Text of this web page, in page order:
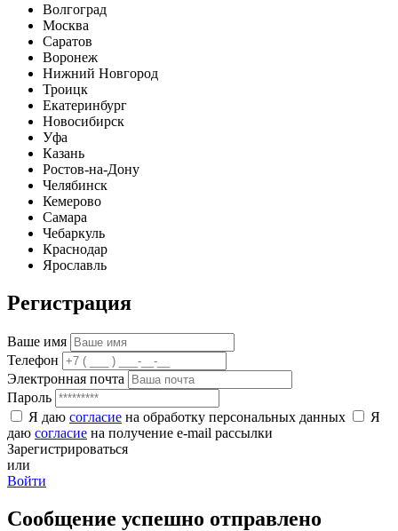
Волгоград
Москва
Саратов
Воронеж
Нижний Новгород
Троицк
Екатеринбург
Новосибирск
Уфа
Казань
Ростов-на-Дону
Челябинск
Кемерово
Самара
Чебаркуль
Краснодар
Ярославль
Регистрация
Ваше имя
Телефон
Электронная почта
Пароль
Я даю согласие на обработку персональных данных
Я
даю согласие на получение e-mail рассылки
Зарегистрироваться
или
Войти
Сообщение успешно отправлено